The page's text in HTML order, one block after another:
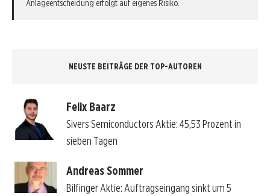
Anlageentscheidung erfolgt auf eigenes Risiko.
NEUSTE BEITRÄGE DER TOP-AUTOREN
Felix Baarz
Sivers Semiconductors Aktie: 45,53 Prozent in
sieben Tagen
Andreas Sommer
Bilfinger Aktie: Auftragseingang sinkt um 5